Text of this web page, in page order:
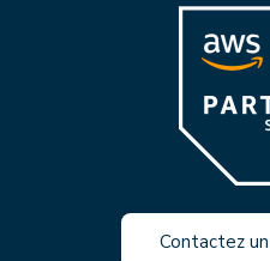
Contactez